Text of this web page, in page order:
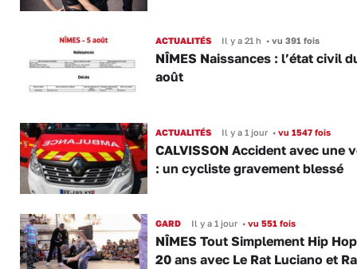
ACTUALITÉS Il y a 21 h •vu 391 fois
NÎMES Naissances : l’état civil
août
ACTUALITÉS Il y a 1 jour •vu 1547 fois
CALVISSON Accident avec une
: un cycliste gravement blessé
GARD Il y a 1 jour •vu 551 fois
NÎMES Tout Simplement Hip
20 ans avec Le Rat Luciano et